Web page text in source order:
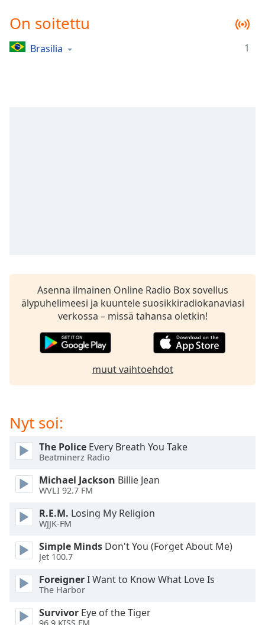
liveLIVE
Time
subtitles
settings
opens
subtitles
dialog
subtitles
Picture-
Picture
Fullscreen
This
modal
window.
Beginning
dialog
window.
Escape
On soitettu
Brasilia 1
Asenna ilmainen Online Radio Box sovellus
älypuhelimeesi ja kuuntele suosikkiradiokanaviasi
verkossa – missä tahansa oletkin!
muut vaihtoehdot
Nyt soi:
The Police Every Breath You Take
Beatminerz Radio
Michael Jackson Billie Jean
WVLI 92.7 FM
R.E.M. Losing My Religion
WJJK-FM
Simple Minds Don't You (Forget About Me)
Jet 100.7
ForeignerI Want to Know What Love Is
The Harbor
Survivor Eye of the Tiger